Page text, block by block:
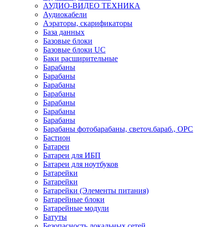
АУДИО-ВИДЕО ТЕХНИКА
Аудиокабели
Аэраторы, скарификаторы
База данных
Базовые блоки
Базовые блоки UC
Баки расширительные
Барабаны
Барабаны
Барабаны
Барабаны
Барабаны
Барабаны
Барабаны
Барабаны фотобарабаны, светоч.бараб., OPC
Бастион
Батареи
Батареи для ИБП
Батареи для ноутбуков
Батарейки
Батарейки
Батарейки (Элементы питания)
Батарейные блоки
Батарейные модули
Батуты